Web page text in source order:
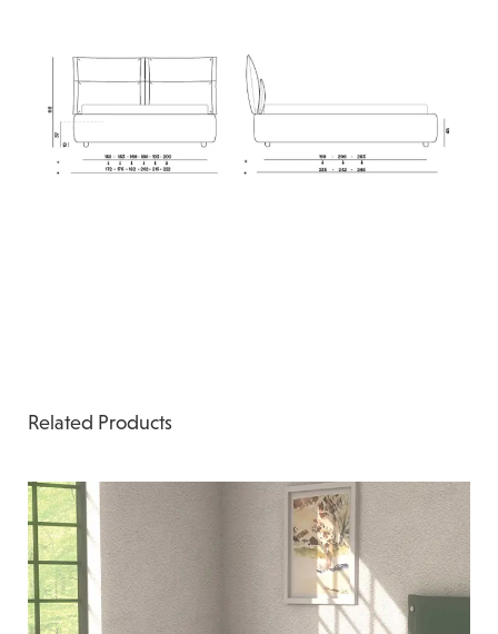
Related Products